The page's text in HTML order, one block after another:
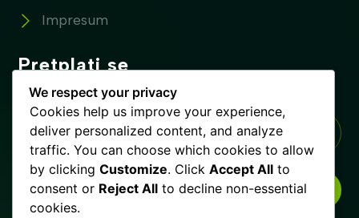
Impresum
Pretplati se
Pretplatite se na naše novosti !
PRETPLATI SE
We respect your privacy
Cookies help us improve your experience,
deliver personalized content, and analyze
traffic. You can choose which cookies to allow
by clicking Customize. Click Accept All to
consent or Reject All to decline non-essential
cookies.